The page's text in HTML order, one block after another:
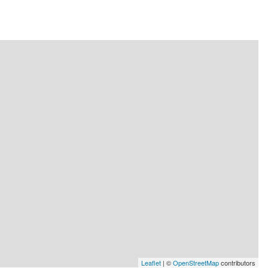
Leaflet | ©OpenStreetMapcontributors